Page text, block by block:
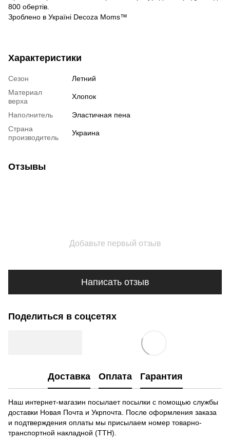
800 обертів.
Зроблено в Україні Decoza Moms™
Характеристики
Сезон
Летний
Материал
верха
Хлопок
Наполнитель
Эластичная пена
Страна
производитель
Украина
Отзывы
Добавьте первый отзыв
Написать отзыв
Поделиться в соцсетях
Доставка Оплата Гарантия
Наш интернет-магазин посылает посылки с помощью службы
доставки Новая Почта и Укрпочта. После оформления заказа
и подтверждения оплаты мы присылаем номер товарно-
транспортной накладной (ТТН).